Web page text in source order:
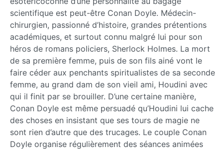
scientifique est peut-être Conan Doyle. Médecin-
chirurgien, passionné d’histoire, grandes prétentions
académiques, et surtout connu malgré lui pour son
héros de romans policiers, Sherlock Holmes. La mort
de sa première femme, puis de son fils ainé vont le
faire céder aux penchants spiritualistes de sa seconde
femme, au grand dam de son vieil ami, Houdini avec
qui il finit par se brouiller. D’une certaine manière,
Conan Doyle est même persuadé qu’Houdini lui cache
des choses en insistant que ses tours de magie ne
sont rien d’autre que des trucages. Le couple Conan
Doyle organise régulièrement des séances animées